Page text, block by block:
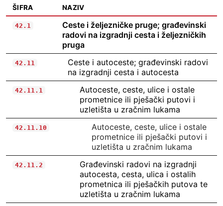
ŠIFRA NAZIV
42.1
Ceste i željezničke pruge; građevinski
radovi na izgradnji cesta i željezničkih
pruga
42.11
Ceste i autoceste; građevinski radovi
na izgradnji cesta i autocesta
42.11.1
Autoceste, ceste, ulice i ostale
prometnice ili pješački putovi i
uzletišta u zračnim lukama
42.11.10
Autoceste, ceste, ulice i ostale
prometnice ili pješački putovi i
uzletišta u zračnim lukama
42.11.2
Građevinski radovi na izgradnji
autocesta, cesta, ulica i ostalih
prometnica ili pješačkih putova te
uzletišta u zračnim lukama